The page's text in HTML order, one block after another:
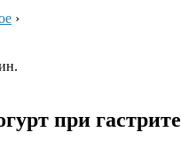
›
при гастрите